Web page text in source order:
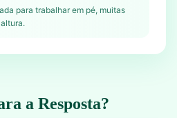
para trabalhar em pé, muitas
a Resposta?